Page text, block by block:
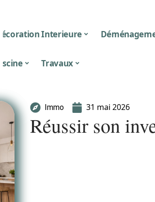
Décoration Interieure
Piscine Travaux
Immo 31 mai 2026
Réussir son